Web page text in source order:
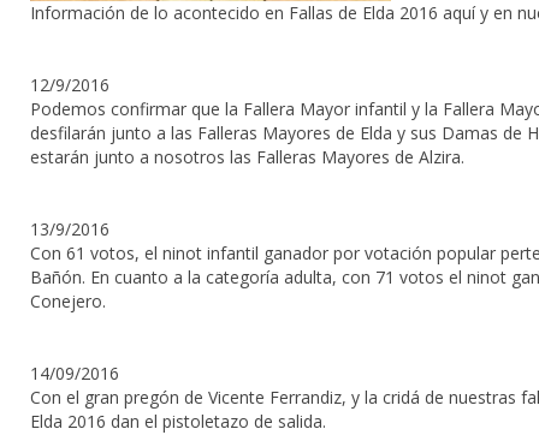
Información de lo acontecido en Fallas de Elda 2016 aquí y en
12/9/2016
Podemos confirmar que la Fallera Mayor infantil y la Fallera
desfilarán junto a las Falleras Mayores de Elda y sus Damas de
estarán junto a nosotros las Falleras Mayores de Alzira.
13/9/2016
Con 61 votos, el ninot infantil ganador por votación popular
Bañón. En cuanto a la categoría adulta, con 71 votos el ninot
Conejero.
14/09/2016
Con el gran pregón de Vicente Ferrandiz, y la cridá de nuestras
Elda 2016 dan el pistoletazo de salida.